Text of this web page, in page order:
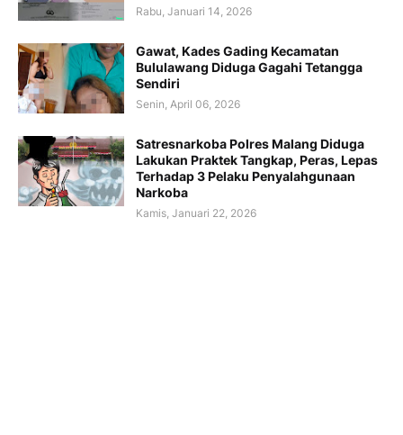
Rabu, Januari 14, 2026
Gawat, Kades Gading Kecamatan
Bululawang Diduga Gagahi Tetangga
Sendiri
Senin, April 06, 2026
Satresnarkoba Polres Malang Diduga
Lakukan Praktek Tangkap, Peras, Lepas
Terhadap 3 Pelaku Penyalahgunaan
Narkoba
Kamis, Januari 22, 2026